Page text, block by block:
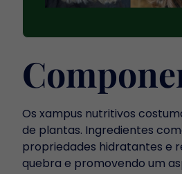
Os xampus nutritivos
de plantas. Ingredientes
propriedades hidratantes e
quebra e promovendo um